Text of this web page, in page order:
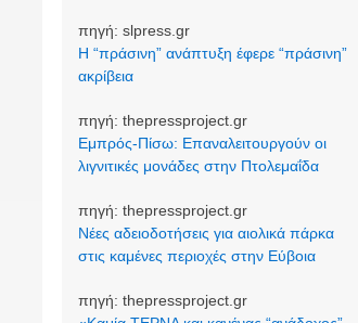
πηγή: slpress.gr
Η “πράσινη” ανάπτυξη έφερε “πράσινη”
ακρίβεια
πηγή: thepressproject.gr
Εμπρός-Πίσω: Επαναλειτουργούν οι
λιγνιτικές μονάδες στην Πτολεμαΐδα
πηγή: thepressproject.gr
Νέες αδειοδοτήσεις για αιολικά πάρκα
στις καμένες περιοχές στην Εύβοια
πηγή: thepressproject.gr